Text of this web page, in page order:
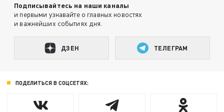
Подписывайтесь на наши каналы
и первыми узнавайте о главных новостях
и важнейших событиях дня.
ДЗЕН ТЕЛЕГРАМ
ПОДЕЛИТЬСЯ В СОЦСЕТЯХ: